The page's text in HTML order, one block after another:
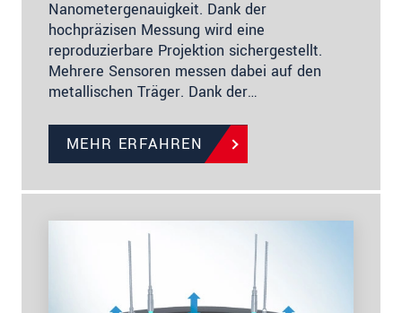
Nanometergenauigkeit. Dank der
hochpräzisen Messung wird eine
reproduzierbare Projektion sichergestellt.
Mehrere Sensoren messen dabei auf den
metallischen Träger. Dank der…
MEHR ERFAHREN